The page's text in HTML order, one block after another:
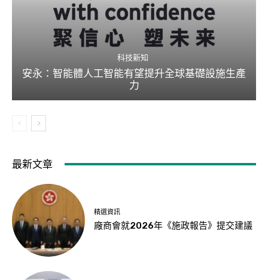
科技新知
安永：智能體人工智能有望提升全球基礎設施生產
力
最新文章
精選資訊
廠商會就2026年《施政報告》提交建議